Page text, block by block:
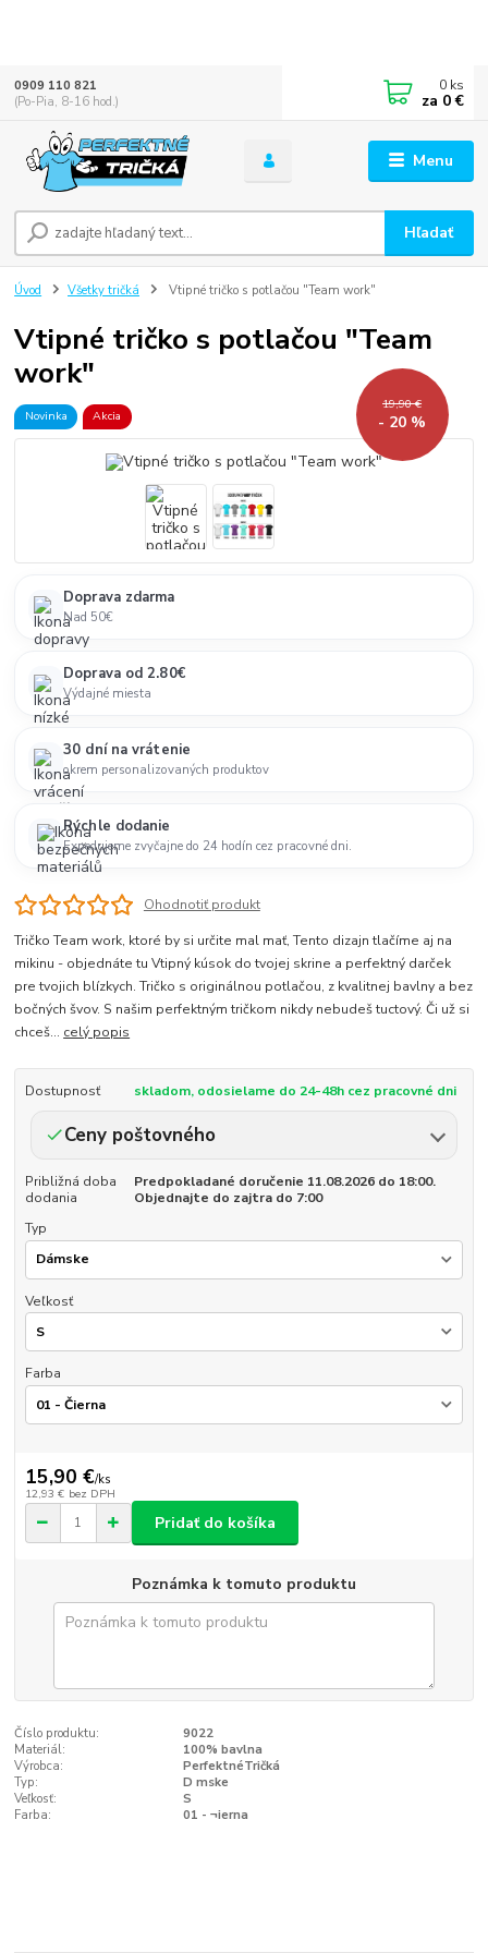
Menu
Hľadať
0909 110 821
(Po-Pia, 8-16 hod.)
0 ks
za 0 €
Úvod Všetky tričká Vtipné tričko s potlačou "Team work"
Vtipné tričko s potlačou "Team
work"
Novinka Akcia
19,90 €
- 20 %
Doprava zdarma
Nad 50€
Doprava od 2.80€
Výdajné miesta
30 dní na vrátenie
okrem personalizovaných produktov
Rýchle dodanie
Expedujeme zvyčajne do 24 hodín cez pracovné dni.
Ohodnotiť produkt
Tričko Team work, ktoré by si určite mal mať, Tento dizajn tlačíme aj na
mikinu - objednáte tu Vtipný kúsok do tvojej skrine a perfektný darček
pre tvojich blízkych. Tričko s originálnou potlačou, z kvalitnej bavlny a bez
bočných švov. S našim perfektným tričkom nikdy nebudeš tuctový. Či už si
chceš... celý popis
Dostupnosť skladom, odosielame do 24-48h cez pracovné dni
Ceny poštovného
Približná doba
dodania
Predpokladané doručenie 11.08.2026 do 18:00.
Objednajte do zajtra do 7:00
Typ
Veľkosť
Farba
15,90 €/ks
12,93 € bez DPH
Pridať do košíka
Poznámka k tomuto produktu
Číslo produktu:
9022
Materiál:
100% bavlna
Výrobca:
PerfektnéTričká
Typ:
D mske
Veľkosť:
S
Farba:
01 - ¬ierna